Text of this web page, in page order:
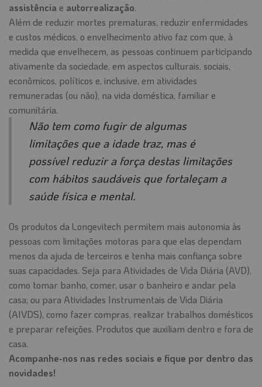
assistência e autorrealização.
Além de reduzir mortes prematuras, reduzir enfermidades
e custos médicos, o envelhecimento ativo faz com que, à
medida que envelhecem, as pessoas continuem participando
ativamente da sociedade, em aspectos culturais, sociais,
econômicos, políticos e, inclusive, em atividades
remuneradas (ou não), na vida doméstica, familiar e
comunitária.
Não tem como fugir de algumas
limitações que a idade traz, mas é
possível reduzir a força destas limitações
com hábitos saudáveis que fortaleçam a
saúde física e mental.
Os produtos da Longevitech permitem mais autonomia às
pessoas com limitações motoras para que elas dependam
menos da ajuda de terceiros e tenha mais confiança sobre
suas capacidades. Seja para Atividades de Vida Diária (AVD),
como tomar banho, comer, usar o banheiro e andar pela
casa; ou para Atividades Instrumentais de Vida Diária
(AIVDS), como fazer compras, realizar trabalhos domésticos
e preparar refeições. Produtos que auxiliam dentro e fora de
casa.
Acompanhe-nos nas redes sociais e fique por dentro das
novidades!